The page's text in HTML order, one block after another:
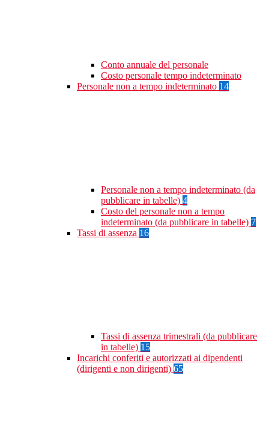
Conto annuale del personale
Costo personale tempo indeterminato
Personale non a tempo indeterminato 14
Personale non a tempo indeterminato (da
pubblicare in tabelle) 4
Costo del personale non a tempo
indeterminato (da pubblicare in tabelle) 7
Tassi di assenza 16
Tassi di assenza trimestrali (da pubblicare
in tabelle) 15
Incarichi conferiti e autorizzati ai dipendenti
(dirigenti e non dirigenti) 65